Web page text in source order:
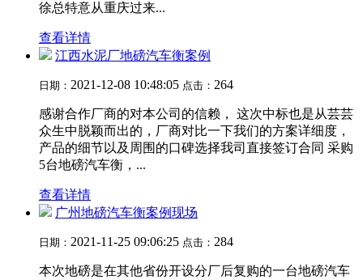
徐总特意从重庆过来...
查看详情
江西水泥厂地磅汽车衡案例
日期： 2021-12-08 10:48:05 点击： 264
感谢合作厂商的对本公司的信赖， 这次中标也是从芸芸
众生中脱颖而出的，厂商对比一下我们的方案详细度，
产品的细节以及周围的口碑选择我司直接签订合同 采购
5台地磅汽车衡，...
查看详情
广州地磅汽车衡案例现场
日期： 2021-11-25 09:06:25 点击： 284
本次地磅是在其他省份开设分厂后复购的一台地磅汽车